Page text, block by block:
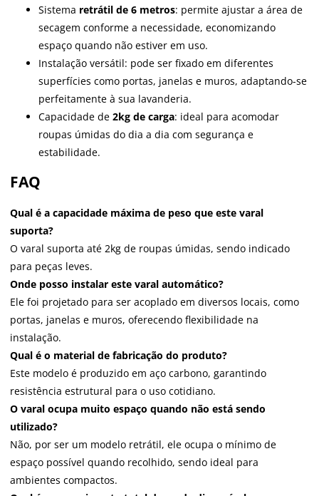
Sistema retrátil de 6 metros: permite ajustar a área de
secagem conforme a necessidade, economizando
espaço quando não estiver em uso.
Instalação versátil: pode ser fixado em diferentes
superfícies como portas, janelas e muros, adaptando-se
perfeitamente à sua lavanderia.
Capacidade de 2kg de carga: ideal para acomodar
roupas úmidas do dia a dia com segurança e
estabilidade.
FAQ
Qual é a capacidade máxima de peso que este varal
suporta?
O varal suporta até 2kg de roupas úmidas, sendo indicado
para peças leves.
Onde posso instalar este varal automático?
Ele foi projetado para ser acoplado em diversos locais, como
portas, janelas e muros, oferecendo flexibilidade na
instalação.
Qual é o material de fabricação do produto?
Este modelo é produzido em aço carbono, garantindo
resistência estrutural para o uso cotidiano.
O varal ocupa muito espaço quando não está sendo
utilizado?
Não, por ser um modelo retrátil, ele ocupa o mínimo de
espaço possível quando recolhido, sendo ideal para
ambientes compactos.